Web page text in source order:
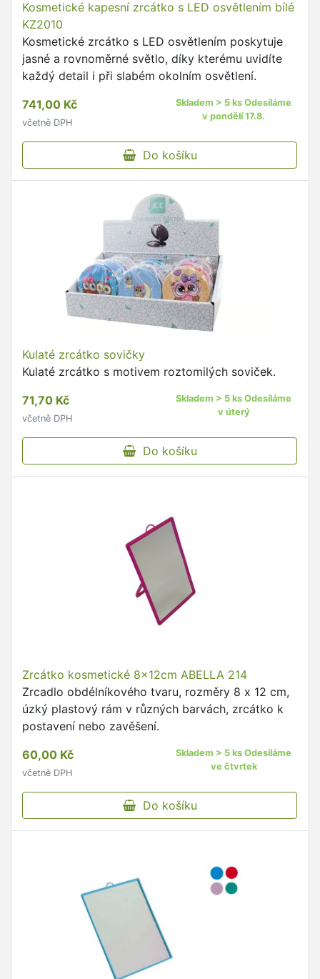
Kosmetické kapesní zrcátko s LED osvětlením bílé
KZ2010
Kosmetické zrcátko s LED osvětlením poskytuje
jasné a rovnoměrné světlo, díky kterému uvidíte
každý detail i při slabém okolním osvětlení.
741,00 Kč
včetně DPH
Skladem > 5 ks Odesíláme
v pondělí 17.8.
Do košíku
Kulaté zrcátko sovičky
Kulaté zrcátko s motivem roztomilých soviček.
71,70 Kč
včetně DPH
Skladem > 5 ks Odesíláme
v úterý
Do košíku
Zrcátko kosmetické 8x12cm ABELLA 214
Zrcadlo obdélníkového tvaru, rozměry 8 x 12 cm,
úzký plastový rám v různých barvách, zrcátko k
postavení nebo zavěšení.
60,00 Kč
včetně DPH
Skladem > 5 ks Odesíláme
ve čtvrtek
Do košíku